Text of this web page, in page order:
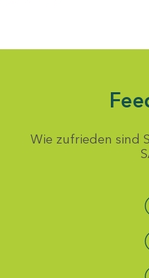
Wie zufrieden sind